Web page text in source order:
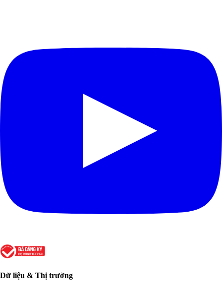
Dữ liệu & Thị trường